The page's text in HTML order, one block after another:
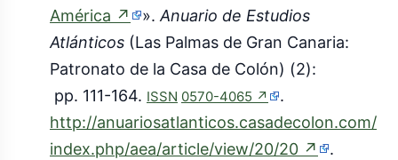
América ↗ (enlace
externo)
».Anuario de Estudios
Atlánticos (Las Palmas de Gran Canaria:
Patronato de la Casa de Colón) (2):
pp. 111-164. ISSN 0570-4065 ↗ (enlace
externo)
.
http://anuariosatlanticos.casadecolon.com/
index.php/aea/article/view/20/20 ↗ (enlace
.